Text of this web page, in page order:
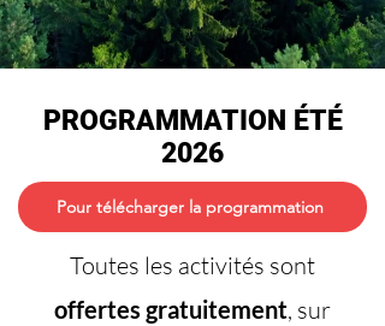
PROGRAMMATION ÉTÉ
2026
Pour télécharger la programmation
Toutes les activités sont
offertes gratuitement, sur